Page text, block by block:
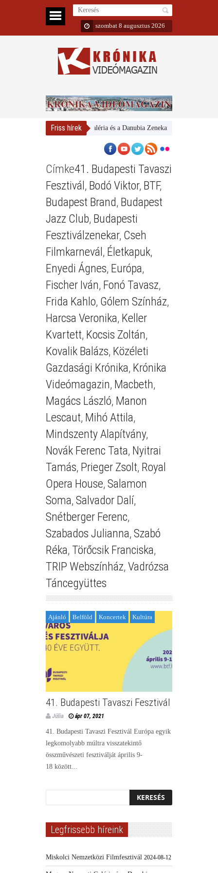
szombat 8 augusztus 2026
Friss hírek
Magyar Nemzeti Galéria és a Danubia Zenekar
Címke41. Budapesti Tavaszi
Fesztivál , Bodó Viktor, BTF,
Budapest Brand, Budapest
Jazz Club, Budapesti
Fesztiválzenekar, Cseh
Filmkarnevál , Életkapuk,
Enyedi Ágnes, Európa,
Fischer Iván, Fonó Tavasz,
Frida Kahlo, Gólem Színház,
Harcsa Veronika, Keller
Kvartett, Kocsis Zoltán,
Kovalik Balázs, Közéleti
Gazdasági Krónika, Krónika
Videómagazin, Macbeth,
Magács László, Manon
Lescaut, Mihó Attila,
Mindszenty Alapítvány,
Novák Ferenc Tata, Nyitrai
Tamás, Prieger Zsolt, Royal
Opera House, Salamon
Soma, Salvador Dalí,
Snétberger Ferenc,
Szabados Julianna, Szabó
Réka, Törőcsik Franciska,
TRIP Webszínház, Vadrózsa
Táncegyüttes
Ajánló Belföld Koncertek Kultúra
41. Budapesti Tavaszi Fesztivál
Júlia ápr 07, 2021
41. Budapesti Tavaszi Fesztivál Európa egyik
legkomolyabb múltra visszatekintő
összművészeti fesztiválját április 9-
18 között...
Legfrissebb híreink
Miskolci Nemzetközi Filmfesztivál 2024-08-12